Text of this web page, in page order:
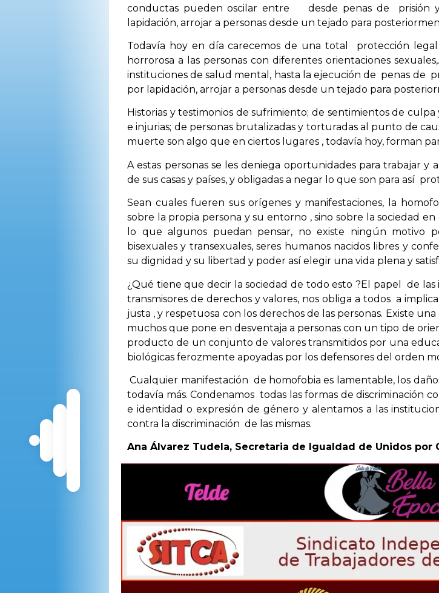
conductas pueden oscilar entre desde penas de prisión
lapidación, arrojar a personas desde un tejado para
Todavía hoy en día carecemos de una total protección
horrorosa a las personas con diferentes orientaciones
instituciones de salud mental, hasta la ejecución de penas de
por lapidación, arrojar a personas desde un tejado para
Historias y testimonios de sufrimiento; de sentimientos de
e injurias; de personas brutalizadas y torturadas al punto de
muerte son algo que en ciertos lugares , todavía hoy, forman
A estas personas se les deniega oportunidades para trabajar y
de sus casas y países, y obligadas a negar lo que son para así
Sean cuales fueren sus orígenes y manifestaciones, la
sobre la propia persona y su entorno , sino sobre la sociedad
lo que algunos puedan pensar, no existe ningún motivo
bisexuales y transexuales, seres humanos nacidos libres y
su dignidad y su libertad y poder así elegir una vida plena y
¿Qué tiene que decir la sociedad de todo esto ?El papel de
transmisores de derechos y valores, nos obliga a todos a
justa , y respetuosa con los derechos de las personas. Existe
muchos que pone en desventaja a personas con un tipo de
producto de un conjunto de valores transmitidos por una
biológicas ferozmente apoyadas por los defensores del orden
Cualquier manifestación de homofobia es lamentable, los
todavía más. Condenamos todas las formas de discriminación
e identidad o expresión de género y alentamos a las
contra la discriminación de las mismas.
Ana Álvarez Tudela, Secretaria de Igualdad de Unidos por